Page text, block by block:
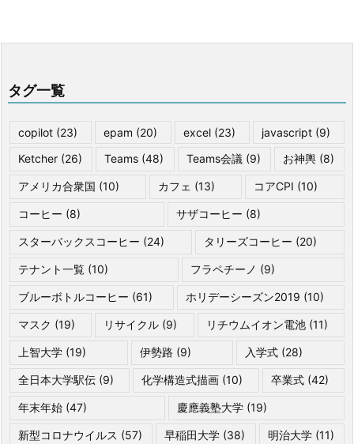
タグ一覧
copilot (23) epam (20) excel (23) javascript (9)
Ketcher (26) Teams (48) Teams会議 (9) お神輿(8)
アメリカ合衆国 (10) カフェ (13) コアCPI (10)
コーヒー (8) サザコーヒー (8)
スターバックスコーヒー (24) タリーズコーヒー (20)
テナント一覧 (10) フラペチーノ (9)
ブルーボトルコーヒー (61) ホリデーシーズン2019 (10)
マスク (19) リサイクル (9) リチウムイオン電池(11)
上智大学 (19) 伊勢路 (9) 入学式 (28)
全日本大学駅伝 (9) 化学構造式描画 (10) 卒業式(42)
年末年始 (47) 慶應義塾大学(19)
新型コロナウイルス (57) 早稲田大学 (38) 明治大学(11)